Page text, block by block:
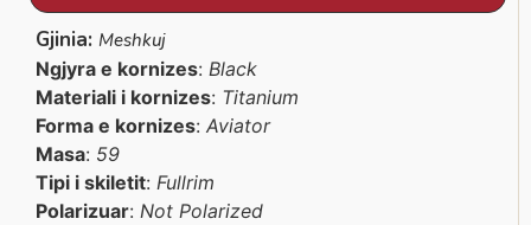
Gjinia: Meshkuj
Ngjyra e kornizes: Black
Materiali i kornizes: Titanium
Forma e kornizes: Aviator
Masa: 59
Tipi i skiletit: Fullrim
Polarizuar: Not Polarized